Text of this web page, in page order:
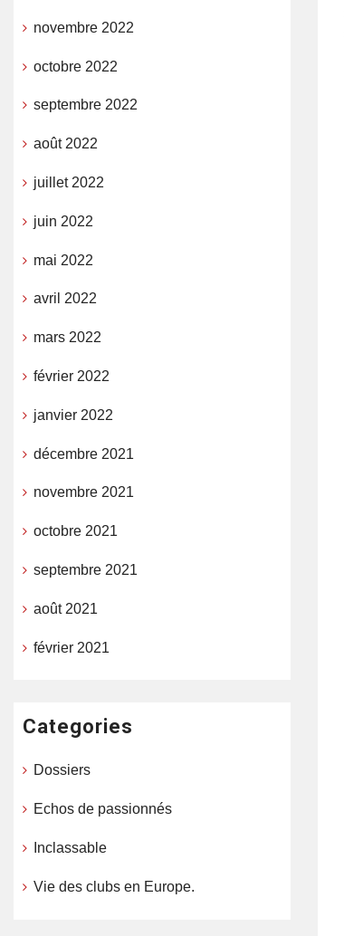
novembre 2022
octobre 2022
septembre 2022
août 2022
juillet 2022
juin 2022
mai 2022
avril 2022
mars 2022
février 2022
janvier 2022
décembre 2021
novembre 2021
octobre 2021
septembre 2021
août 2021
février 2021
Categories
Dossiers
Echos de passionnés
Inclassable
Vie des clubs en Europe.